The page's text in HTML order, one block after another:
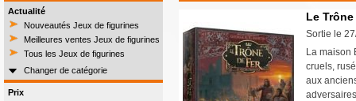
Actualité
Nouveautés Jeux de figurines
Meilleures ventes Jeux de figurines
Tous les Jeux de figurines
Changer de catégorie
Prix
Le
Sortie le
La maison
cruels,
aux